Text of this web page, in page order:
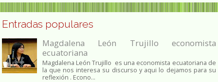
Entradas populares
Magdalena León Trujillo economista
ecuatoriana
Magdalena León Trujillo es una economista ecuatoriana de
la que nos interesa su discurso y aqui lo dejamos para su
reflexión . Econo...